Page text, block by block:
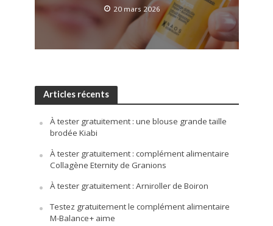
20 mars 2026
Articles récents
À tester gratuitement : une blouse grande taille
brodée Kiabi
À tester gratuitement : complément alimentaire
Collagène Eternity de Granions
À tester gratuitement : Arniroller de Boiron
Testez gratuitement le complément alimentaire
M-Balance+ aime